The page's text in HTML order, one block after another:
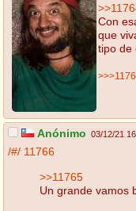
Con
que
tipo de
Anónimo 03/12/21
/#/ 11766
>>11765
Un grande vamos